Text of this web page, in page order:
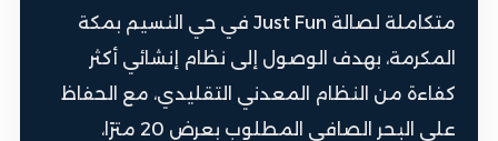
متكاملة لصالة Just Fun في حي النسيم بمكة
المكرمة، بهدف الوصول إلى نظام إنشائي أكثر
كفاءة من النظام المعدني التقليدي، مع الحفاظ
على البحر الصافي المطلوب بعرض 20 مترًا،